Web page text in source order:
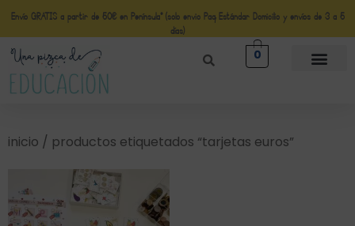
Envío GRATIS a partir de 50€ en Península* (solo envio Paq Estándar Domicilio y envíos de 3 a 5
días)
0
inicio / productos etiquetados “tarjetas euros”